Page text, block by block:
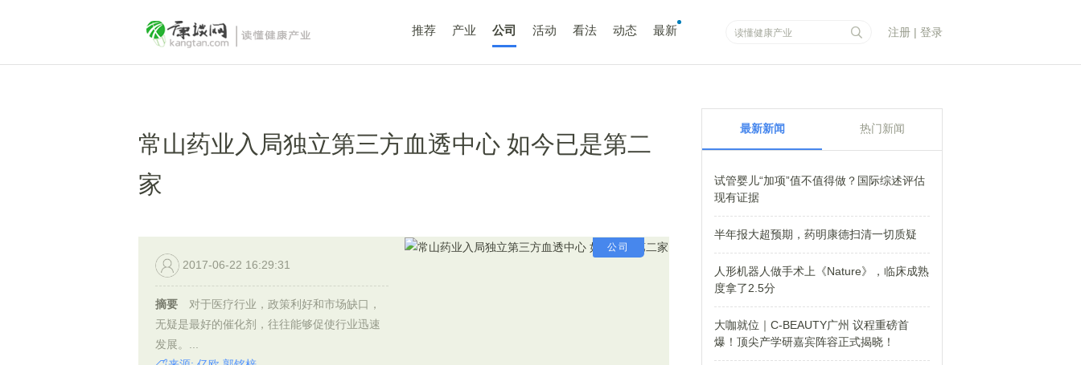
推荐 产业 公司 活动 看法 动态 最新 注册 | 登录
常山药业入局独立第三方血透中心 如今已是第二
家
公司
2017-06-22 16:29:31
摘要
对于医疗行业，政策利好和市场缺口，
无疑是最好的催化剂，往往能够促使行业迅速
发展。...
最新新闻 热门新闻
试管婴儿“加项”值不值得做？国际综述评估
现有证据
半年报大超预期，药明康德扫清一切质疑
人形机器人做手术上《Nature》，临床成熟
度拿了2.5分
大咖就位｜C-BEAUTY广州 议程重磅首
爆！顶尖产学研嘉宾阵容正式揭晓！